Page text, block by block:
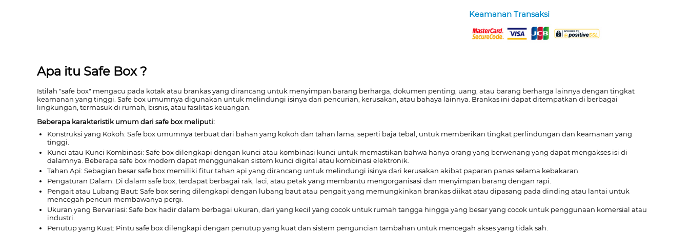
Keamanan Transaksi
Apa itu Safe Box ?
Istilah "safe box" mengacu pada kotak atau brankas yang dirancang untuk menyimpan barang berharga, dokumen penting, uang, atau barang berharga lainnya dengan tingkat
keamanan yang tinggi. Safe box umumnya digunakan untuk melindungi isinya dari pencurian, kerusakan, atau bahaya lainnya. Brankas ini dapat ditempatkan di berbagai
lingkungan, termasuk di rumah, bisnis, atau fasilitas keuangan.
Beberapa karakteristik umum dari safe box meliputi:
Konstruksi yang Kokoh: Safe box umumnya terbuat dari bahan yang kokoh dan tahan lama, seperti baja tebal, untuk memberikan tingkat perlindungan dan keamanan yang
tinggi.
Kunci atau Kunci Kombinasi: Safe box dilengkapi dengan kunci atau kombinasi kunci untuk memastikan bahwa hanya orang yang berwenang yang dapat mengakses isi di
dalamnya. Beberapa safe box modern dapat menggunakan sistem kunci digital atau kombinasi elektronik.
Tahan Api: Sebagian besar safe box memiliki fitur tahan api yang dirancang untuk melindungi isinya dari kerusakan akibat paparan panas selama kebakaran.
Pengaturan Dalam: Di dalam safe box, terdapat berbagai rak, laci, atau petak yang membantu mengorganisasi dan menyimpan barang dengan rapi.
Pengait atau Lubang Baut: Safe box sering dilengkapi dengan lubang baut atau pengait yang memungkinkan brankas diikat atau dipasang pada dinding atau lantai untuk
mencegah pencuri membawanya pergi.
Ukuran yang Bervariasi: Safe box hadir dalam berbagai ukuran, dari yang kecil yang cocok untuk rumah tangga hingga yang besar yang cocok untuk penggunaan komersial atau
industri.
Penutup yang Kuat: Pintu safe box dilengkapi dengan penutup yang kuat dan sistem penguncian tambahan untuk mencegah akses yang tidak sah.